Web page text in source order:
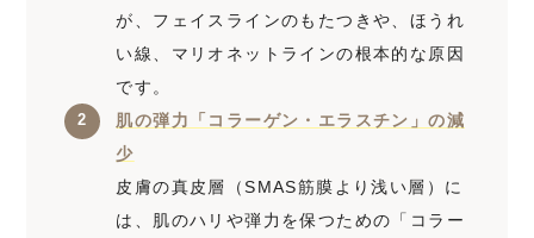
が、フェイスラインのもたつきや、ほうれ
い線、マリオネットラインの根本的な原因
です。
肌の弾力「コラーゲン・エラスチン」の減
少
皮膚の真皮層（SMAS筋膜より浅い層）に
は、肌のハリや弾力を保つための「コラー